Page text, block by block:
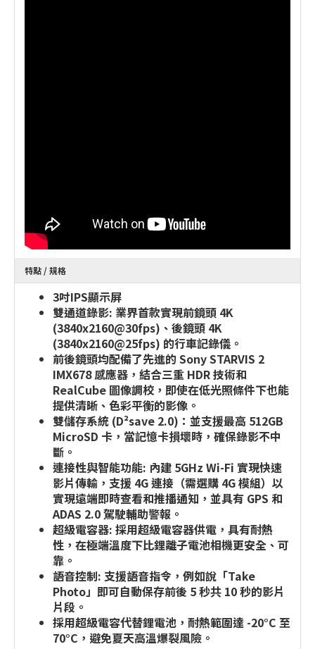
特點 / 規格
3吋IPS顯示屏
雙通道錄影: 業界首款實現前鏡頭 4K
(3840x2160@30fps)、後鏡頭 4K
(3840x2160@25fps) 的行車記錄儀。
前後鏡頭均配備了先進的 Sony STARVIS 2
IMX678 感應器，結合三重 HDR 技術和
RealCube 圖像調校，即使在低光照條件下也能
提供清晰、色彩平衡的影像。
雙儲存系統 (D²save 2.0)：並支援最高 512GB
MicroSD 卡，當記憶卡損壞時，確保錄影不中
斷。
連接性與智能功能: 內建 5GHz Wi-Fi 實現快速
影片傳輸，支援 4G 連接（需選購 4G 模組）以
實現遠端即時查看和推播通知，並具有 GPS 和
ADAS 2.0 駕駛輔助警報。
超級電容器: 採用超級電容器供電，具有耐熱
性，在極端溫度下比鋰離子電池相機更安全、可
靠。
語音控制: 支援語音指令，例如說「Take
Photo」即可自動保存前後 5 秒共 10 秒的影片
片段。
採用超級電容代替鋰電池，耐熱範圍達 -20°C 至
70°C，避免夏天高溫爆裂風險。